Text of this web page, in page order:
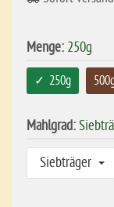
Menge: 250g
250g
Mahlgrad:
Siebträger